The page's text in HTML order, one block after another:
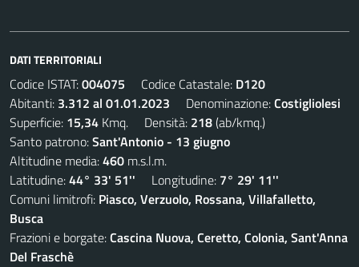
DATI TERRITORIALI
Codice ISTAT:004075 Codice Catastale: D120
Abitanti: 3.312 al 01.01.2023 Denominazione:Costigliolesi
Superficie: 15,34 Kmq. Densità: 218(ab/kmq.)
Santo patrono:Sant'Antonio - 13 giugno
Altitudine media:460 m.s.l.m.
Latitudine:44° 33' 51'' Longitudine: 7° 29' 11''
Comuni limitrofi: Piasco, Verzuolo, Rossana, Villafalletto,
Busca
Frazioni e borgate:Cascina Nuova, Ceretto, Colonia, Sant'Anna
Del Fraschè